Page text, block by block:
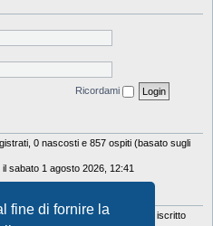
fine di fornire la
Ricordami
0 nascosti e 857 ospiti (basato sugli
sabato 1 agosto 2026, 12:41
9878• Totale iscritti 5630
• Ultimo iscritto